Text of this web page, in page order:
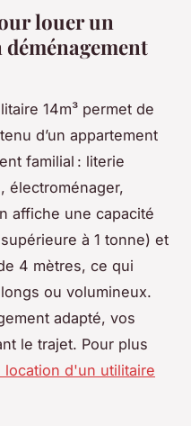
louer un
14m³ permet de
d’un appartement
familial : literie
électroménager,
affiche une capacité
à 1 tonne) et
4 mètres, ce qui
ou volumineux.
adapté, vos
le trajet. Pour plus
location d'un utilitaire